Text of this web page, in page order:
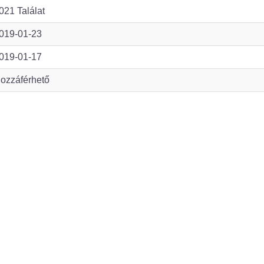
Találat
01-23
01-17